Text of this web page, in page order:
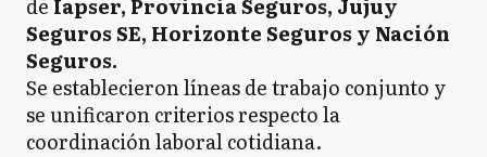
de Iapser, Provincia Seguros, Jujuy
Seguros SE, Horizonte Seguros y Nación
Seguros.
Se establecieron líneas de trabajo conjunto y
se unificaron criterios respecto la
coordinación laboral cotidiana.